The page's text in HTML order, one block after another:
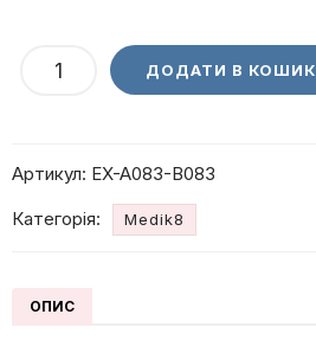
ADVANCED
ДОДАТИ В КОШИК
Артикул: EX-A083-B083
Категорія:
Medik8
ОПИС